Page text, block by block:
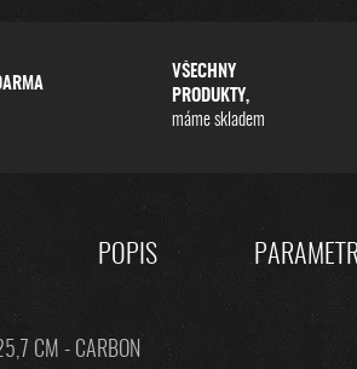
VŠECHNY
PRODUKTY,
máme skladem
POPIS
CM - CARBON